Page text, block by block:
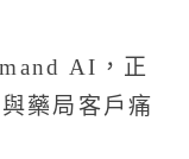
AI，正
藥局客戶痛